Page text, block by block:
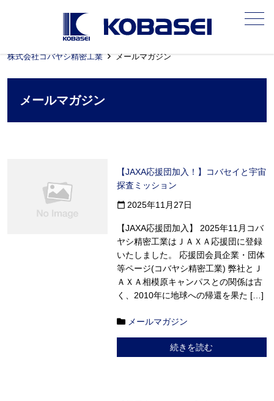
メニュー
株式会社コバヤシ精密工業 メールマガジン
メールマガジン
【JAXA応援団加入！】コバセイと宇宙
探査ミッション
calendar_today 2025年11月27日
【JAXA応援団加入】 2025年11月コバ
ヤシ精密工業はＪＡＸＡ応援団に登録
いたしました。 応援団会員企業・団体
等ページ(コバヤシ精密工業) 弊社とＪ
ＡＸＡ相模原キャンパスとの関係は古
く、2010年に地球への帰還を果た […]
メールマガジン
続きを読む